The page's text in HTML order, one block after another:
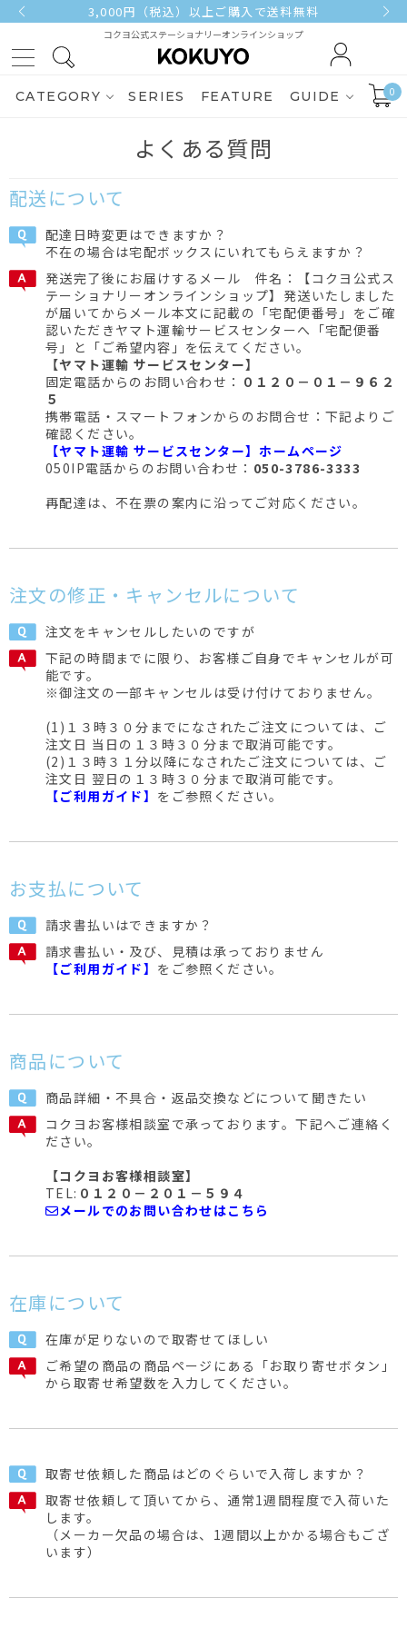
3,000円（税込）以上ご購入で送料無料
コクヨ公式ステーショナリーオンラインショップ
CATEGORY SERIES FEATURE GUIDE 0
よくある質問
配送について
配達日時変更はできますか？
不在の場合は宅配ボックスにいれてもらえますか？
発送完了後にお届けするメール 件名：【コクヨ公式ス
テーショナリーオンラインショップ】発送いたしました
が届いてからメール本文に記載の「宅配便番号」をご確
認いただきヤマト運輸サービスセンターへ「宅配便番
号」と「ご希望内容」を伝えてください。
【ヤマト運輸 サービスセンター】
固定電話からのお問い合わせ： ０１２０－０１－９６２
５
携帯電話・スマートフォンからのお問合せ：下記よりご
確認ください。
【ヤマト運輸 サービスセンター】ホームページ
050IP電話からのお問い合わせ： 050-3786-3333
再配達は、不在票の案内に沿ってご対応ください。
注文の修正・キャンセルについて
注文をキャンセルしたいのですが
下記の時間までに限り、お客様ご自身でキャンセルが可
能です。
※御注文の一部キャンセルは受け付けておりません。
(1)１３時３０分までになされたご注文については、ご
注文日 当日の１３時３０分まで取消可能です。
(2)１３時３１分以降になされたご注文については、ご
注文日 翌日の１３時３０分まで取消可能です。
【ご利用ガイド】 をご参照ください。
お支払について
請求書払いはできますか？
請求書払い・及び、見積は承っておりません
【ご利用ガイド】 をご参照ください。
商品について
商品詳細・不具合・返品交換などについて聞きたい
コクヨお客様相談室で承っております。下記へご連絡く
ださい。
【コクヨお客様相談室】
TEL: ０１２０－２０１－５９４
メールでのお問い合わせはこちら
在庫について
在庫が足りないので取寄せてほしい
ご希望の商品の商品ページにある「お取り寄せボタン」
から取寄せ希望数を入力してください。
取寄せ依頼した商品はどのぐらいで入荷しますか？
取寄せ依頼して頂いてから、通常1週間程度で入荷いた
します。
（メーカー欠品の場合は、1週間以上かかる場合もござ
います）